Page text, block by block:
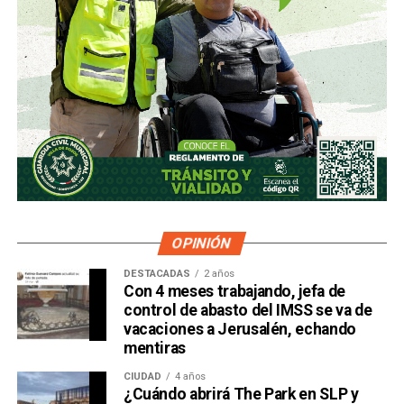
OPINIÓN
DESTACADAS 2 años
Con 4 meses trabajando, jefa de
control de abasto del IMSS se va de
vacaciones a Jerusalén, echando
mentiras
CIUDAD 4 años
¿Cuándo abrirá The Park en SLP y